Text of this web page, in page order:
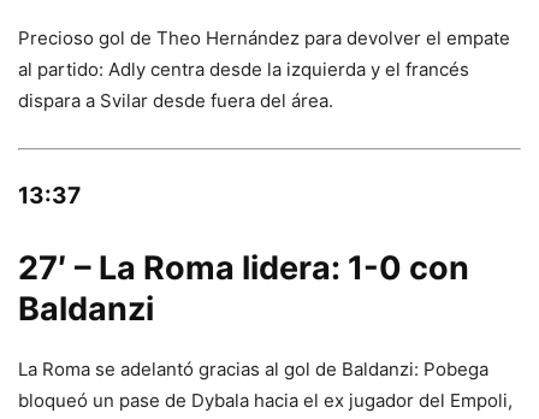
Precioso gol de Theo Hernández para devolver el empate
al partido: Adly centra desde la izquierda y el francés
dispara a Svilar desde fuera del área.
13:37
27′ – La Roma lidera: 1-0 con
Baldanzi
La Roma se adelantó gracias al gol de Baldanzi: Pobega
bloqueó un pase de Dybala hacia el ex jugador del Empoli,